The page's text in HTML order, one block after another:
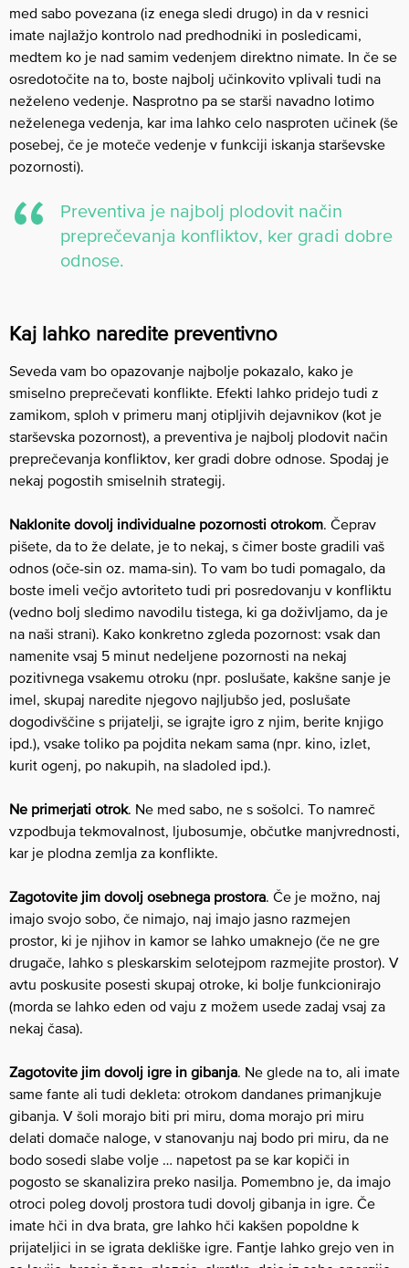
med sabo povezana (iz enega sledi drugo) in da v resnici
imate najlažjo kontrolo nad predhodniki in posledicami,
medtem ko je nad samim vedenjem direktno nimate. In če se
osredotočite na to, boste najbolj učinkovito vplivali tudi na
neželeno vedenje. Nasprotno pa se starši navadno lotimo
neželenega vedenja, kar ima lahko celo nasproten učinek (še
posebej, če je moteče vedenje v funkciji iskanja starševske
pozornosti).
Preventiva je najbolj plodovit način
preprečevanja konfliktov, ker gradi dobre
odnose.
Kaj lahko naredite preventivno
Seveda vam bo opazovanje najbolje pokazalo, kako je
smiselno preprečevati konflikte. Efekti lahko pridejo tudi z
zamikom, sploh v primeru manj otipljivih dejavnikov (kot je
starševska pozornost), a preventiva je najbolj plodovit način
preprečevanja konfliktov, ker gradi dobre odnose. Spodaj je
nekaj pogostih smiselnih strategij.
Naklonite dovolj individualne pozornosti otrokom. Čeprav
pišete, da to že delate, je to nekaj, s čimer boste gradili vaš
odnos (oče-sin oz. mama-sin). To vam bo tudi pomagalo, da
boste imeli večjo avtoriteto tudi pri posredovanju v konfliktu
(vedno bolj sledimo navodilu tistega, ki ga doživljamo, da je
na naši strani). Kako konkretno zgleda pozornost: vsak dan
namenite vsaj 5 minut nedeljene pozornosti na nekaj
pozitivnega vsakemu otroku (npr. poslušate, kakšne sanje je
imel, skupaj naredite njegovo najljubšo jed, poslušate
dogodivščine s prijatelji, se igrajte igro z njim, berite knjigo
ipd.), vsake toliko pa pojdita nekam sama (npr. kino, izlet,
kurit ogenj, po nakupih, na sladoled ipd.).
Ne primerjati otrok. Ne med sabo, ne s sošolci. To namreč
vzpodbuja tekmovalnost, ljubosumje, občutke manjvrednosti,
kar je plodna zemlja za konflikte.
Zagotovite jim dovolj osebnega prostora. Če je možno, naj
imajo svojo sobo, če nimajo, naj imajo jasno razmejen
prostor, ki je njihov in kamor se lahko umaknejo (če ne gre
drugače, lahko s pleskarskim selotejpom razmejite prostor). V
avtu poskusite posesti skupaj otroke, ki bolje funkcionirajo
(morda se lahko eden od vaju z možem usede zadaj vsaj za
nekaj časa).
Zagotovite jim dovolj igre in gibanja. Ne glede na to, ali imate
same fante ali tudi dekleta: otrokom dandanes primanjkuje
gibanja. V šoli morajo biti pri miru, doma morajo pri miru
delati domače naloge, v stanovanju naj bodo pri miru, da ne
bodo sosedi slabe volje … napetost pa se kar kopiči in
pogosto se skanalizira preko nasilja. Pomembno je, da imajo
otroci poleg dovolj prostora tudi dovolj gibanja in igre. Če
imate hči in dva brata, gre lahko hči kakšen popoldne k
prijateljici in se igrata dekliške igre. Fantje lahko grejo ven in